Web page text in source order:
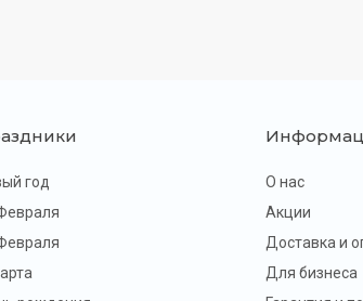
год
О нас
Акции
Доставка и
Для бизнеса